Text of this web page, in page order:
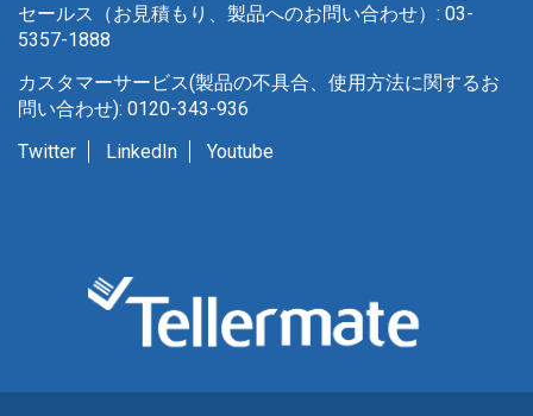
セールス（お見積もり、製品へのお問い合わせ）: 03-
5357-1888
カスタマーサービス(製品の不具合、使用方法に関するお
問い合わせ): 0120-343-936
Twitter
LinkedIn Youtube